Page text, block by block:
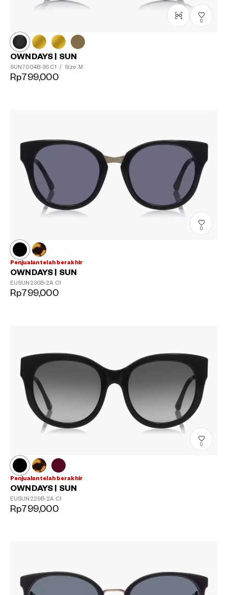
0
OWNDAYS | SUN
SUN7004B-3S C1 / Size: M
Rp799,000
0
Penjualan telah berakhir
OWNDAYS | SUN
EUSUN230B-2A C1
Rp799,000
0
Penjualan telah berakhir
OWNDAYS | SUN
EUSUN229B-2A C1
Rp799,000